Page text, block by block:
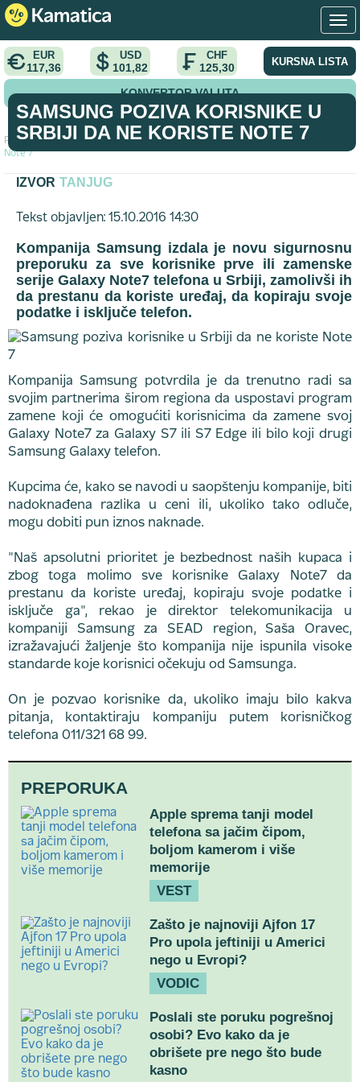
EUR
117,36
USD
101,82
CHF
125,30 KURSNA LISTA
KONVERTOR VALUTA
Početna > vest >
Samsung poziva korisnike u Srbiji da ne koriste
Note 7
SAMSUNG POZIVA KORISNIKE U
SRBIJI DA NE KORISTE NOTE 7
IZVOR TANJUG
Tekst objavljen: 15.10.2016 14:30
Kompanija Samsung izdala je novu sigurnosnu
preporuku za sve korisnike prve ili zamenske
serije Galaxy Note7 telefona u Srbiji, zamolivši ih
da prestanu da koriste uređaj, da kopiraju svoje
podatke i isključe telefon.
Kompanija Samsung potvrdila je da trenutno radi sa
svojim partnerima širom regiona da uspostavi program
zamene koji će omogućiti korisnicima da zamene svoj
Galaxy Note7 za Galaxy S7 ili S7 Edge ili bilo koji drugi
Samsung Galaxy telefon.
Kupcima će, kako se navodi u saopštenju kompanije, biti
nadoknađena razlika u ceni ili, ukoliko tako odluče,
mogu dobiti pun iznos naknade.
"Naš apsolutni prioritet je bezbednost naših kupaca i
zbog toga molimo sve korisnike Galaxy Note7 da
prestanu da koriste uređaj, kopiraju svoje podatke i
isključe ga", rekao je direktor telekomunikacija u
kompaniji Samsung za SEAD region, Saša Oravec,
izražavajući žaljenje što kompanija nije ispunila visoke
standarde koje korisnici očekuju od Samsunga.
On je pozvao korisnike da, ukoliko imaju bilo kakva
pitanja, kontaktiraju kompaniju putem korisničkog
telefona 011/321 68 99.
PREPORUKA
Apple sprema tanji model
telefona sa jačim čipom,
boljom kamerom i više
memorije
VEST
Zašto je najnoviji Ajfon 17
Pro upola jeftiniji u Americi
nego u Evropi?
VODIC
Poslali ste poruku pogrešnoj
osobi? Evo kako da je
obrišete pre nego što bude
kasno